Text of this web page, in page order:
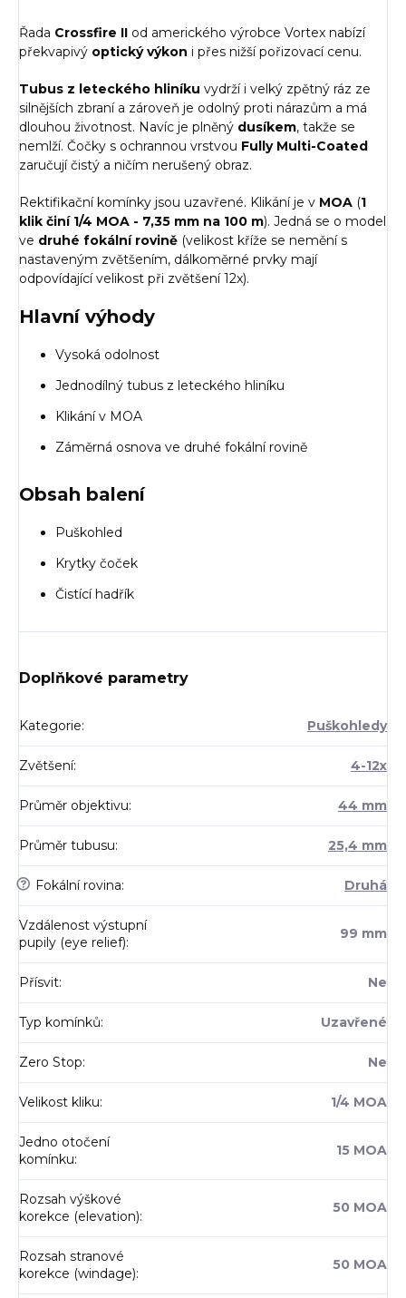
Řada Crossfire II od amerického výrobce Vortex nabízí
překvapivý optický výkon i přes nižší pořizovací cenu.
Tubus z leteckého hliníku vydrží i velký zpětný ráz ze
silnějších zbraní a zároveň je odolný proti nárazům a má
dlouhou životnost. Navíc je plněný dusíkem, takže se
nemlží. Čočky s ochrannou vrstvou Fully Multi-Coated
zaručují čistý a ničím nerušený obraz.
Rektifikační komínky jsou uzavřené. Klikání je v MOA (1
klik činí 1/4 MOA - 7,35 mm na 100 m). Jedná se o model
ve druhé fokální rovině (velikost kříže se nemění s
nastaveným zvětšením, dálkoměrné prvky mají
odpovídající velikost při zvětšení 12x).
Hlavní výhody
Vysoká odolnost
Jednodílný tubus z leteckého hliníku
Klikání v MOA
Záměrná osnova ve druhé fokální rovině
Obsah balení
Puškohled
Krytky čoček
Čistící hadřík
Doplňkové parametry
Kategorie: Puškohledy
Zvětšení: 4-12x
Průměr objektivu: 44 mm
Průměr tubusu: 25,4 mm
? Fokální rovina: Druhá
Vzdálenost výstupní
pupily (eye relief):
99 mm
Přísvit: Ne
Typ komínků: Uzavřené
Zero Stop: Ne
Velikost kliku: 1/4 MOA
Jedno otočení
komínku:
15 MOA
Rozsah výškové
korekce (elevation):
50 MOA
Rozsah stranové
korekce (windage):
50 MOA